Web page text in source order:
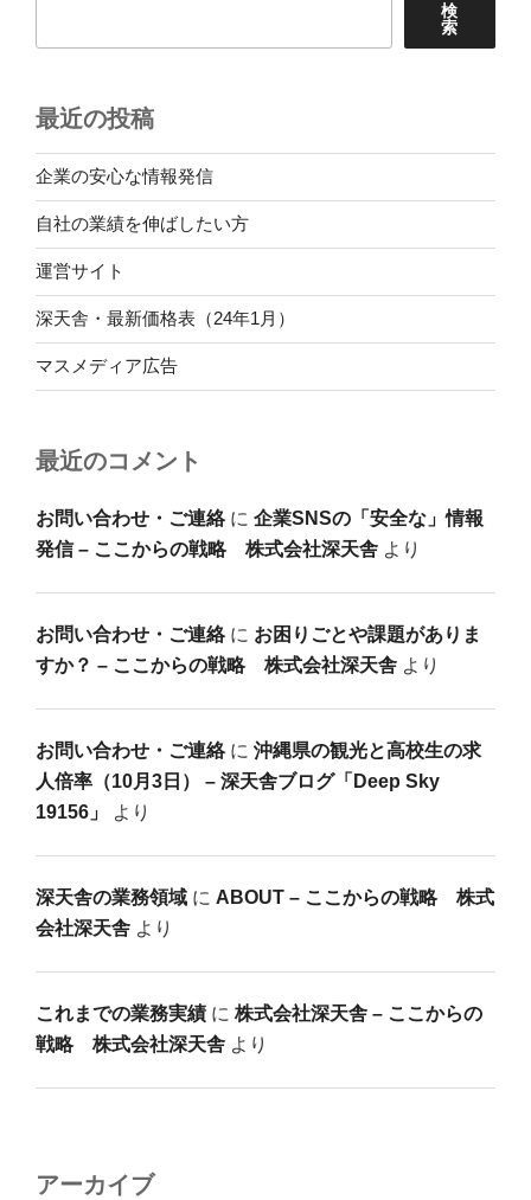
検
索
最近の投稿
企業の安心な情報発信
自社の業績を伸ばしたい方
運営サイト
深天舎・最新価格表（24年1月）
マスメディア広告
最近のコメント
お問い合わせ・ご連絡に 企業SNSの「安全な」情報
発信 – ここからの戦略 株式会社深天舎 より
お問い合わせ・ご連絡に お困りごとや課題がありま
すか？ – ここからの戦略 株式会社深天舎 より
お問い合わせ・ご連絡に 沖縄県の観光と高校生の求
人倍率（10月3日） – 深天舎ブログ「Deep Sky
19156」
より
深天舎の業務領域 に ABOUT – ここからの戦略 株式
会社深天舎 より
これまでの業務実績 に 株式会社深天舎 – ここからの
戦略 株式会社深天舎 より
アーカイブ